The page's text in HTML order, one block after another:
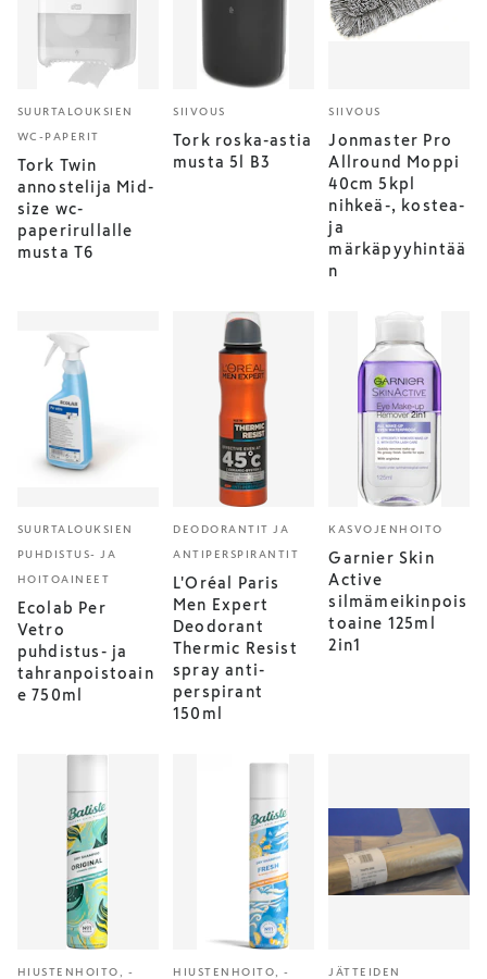
SUURTALOUKSIEN
WC-PAPERIT
Tork Twin
annostelija Mid-
size wc-
paperirullalle
musta T6
SIIVOUS
Tork roska-astia
musta 5l B3
SIIVOUS
Jonmaster Pro
Allround Moppi
40cm 5kpl
nihkeä-, kostea-
ja
märkäpyyhintää
n
SUURTALOUKSIEN
PUHDISTUS- JA
HOITOAINEET
Ecolab Per
Vetro
puhdistus- ja
tahranpoistoain
e 750ml
DEODORANTIT JA
ANTIPERSPIRANTIT
L'Oréal Paris
Men Expert
Deodorant
Thermic Resist
spray anti-
perspirant
150ml
KASVOJENHOITO
Garnier Skin
Active
silmämeikinpois
toaine 125ml
2in1
HIUSTENHOITO, - HIUSTENHOITO, - JÄTTEIDEN